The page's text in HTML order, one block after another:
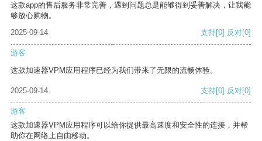
这款app的售后服务非常完善，遇到问题总是能够得到妥善解决，让我能
够放心购物。
2025-09-14
支持[0] 反对[0]
游客
这款加速器VPM应用程序已经为我们带来了无限的流畅体验。
2025-09-14 支持[0] 反对[0]
游客
这款加速器VPM应用程序可以给你提供最高速度和安全性的连接，并帮
助你在网络上自由移动。